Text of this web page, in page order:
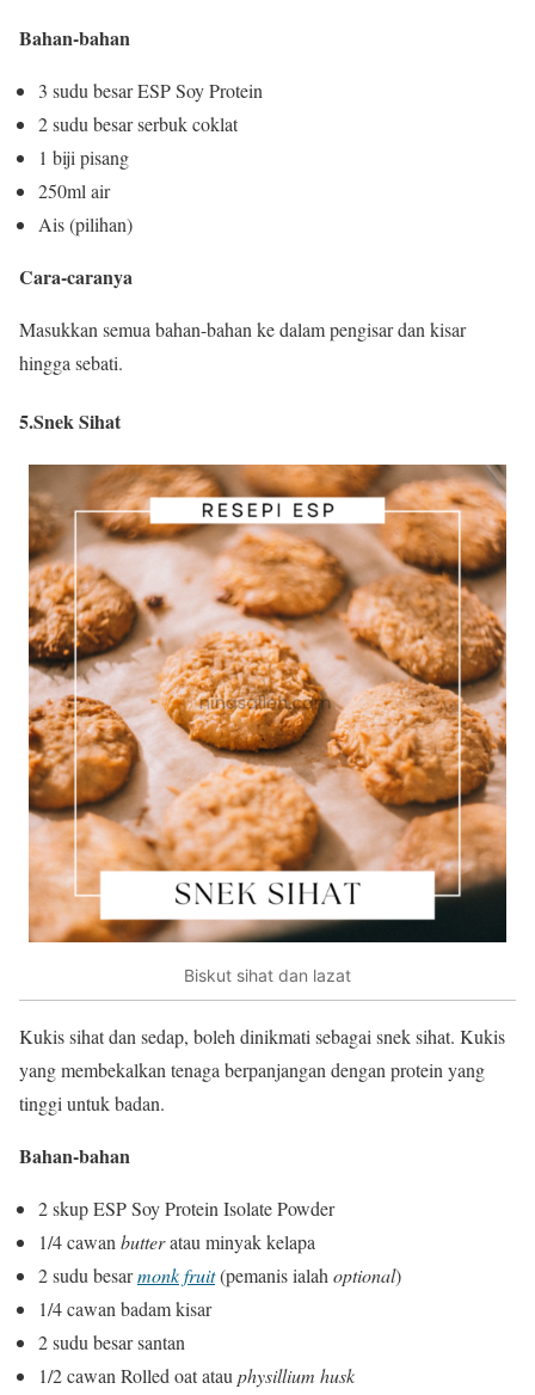
Bahan-bahan
3 sudu besar ESP Soy Protein
2 sudu besar serbuk coklat
1 biji pisang
250ml air
Ais (pilihan)
Cara-caranya
Masukkan semua bahan-bahan ke dalam pengisar dan kisar
hingga sebati.
5.Snek Sihat
Biskut sihat dan lazat
Kukis sihat dan sedap, boleh dinikmati sebagai snek sihat. Kukis
yang membekalkan tenaga berpanjangan dengan protein yang
tinggi untuk badan.
Bahan-bahan
2 skup ESP Soy Protein Isolate Powder
1/4 cawanbutteratau minyak kelapa
2 sudu besarmonk fruit(pemanis ialahoptional)
1/4 cawan badam kisar
2 sudu besar santan
1/2 cawan Rolled oat atauphysillium husk